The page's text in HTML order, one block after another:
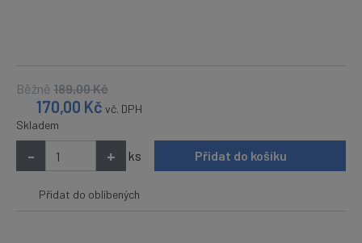
Běžně 189,00Kč
170,00 Kč vč. DPH
Skladem
- + ks Přidat do košíku
Přidat do oblíbených